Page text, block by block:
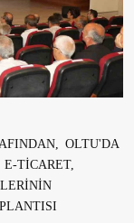
OLTU'DA
TİCARET,